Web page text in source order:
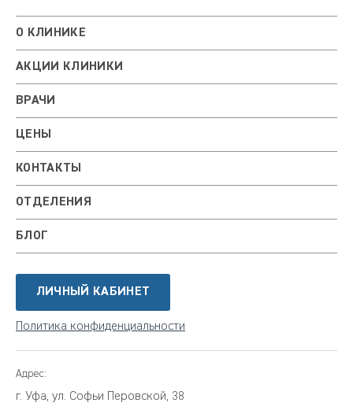
О КЛИНИКЕ
АКЦИИ КЛИНИКИ
ВРАЧИ
ЦЕНЫ
КОНТАКТЫ
ОТДЕЛЕНИЯ
БЛОГ
ЛИЧНЫЙ КАБИНЕТ
Политика конфиденциальности
Адрес:
г. Уфа, ул. Софьи Перовской, 38